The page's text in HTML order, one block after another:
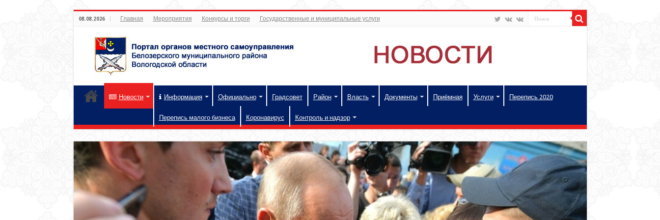
08.08.2026 Главная Мероприятия Конкурсы и торги Государственные и муниципальные услуги
Новости Информация Официально Градсовет Район Власть Документы Приёмная Услуги Перепись 2020
Перепись малого бизнеса Коронавирус Контроль и надзор